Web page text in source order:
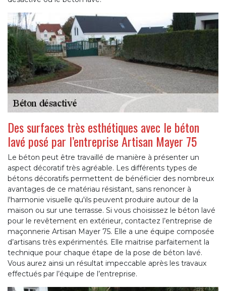
Des surfaces très esthétiques avec le béton
lavé posé par l’entreprise Artisan Mayer 75
Le béton peut être travaillé de manière à présenter un
aspect décoratif très agréable. Les différents types de
bétons décoratifs permettent de bénéficier des nombreux
avantages de ce matériau résistant, sans renoncer à
l'harmonie visuelle qu'ils peuvent produire autour de la
maison ou sur une terrasse. Si vous choisissez le béton lavé
pour le revêtement en extérieur, contactez l’entreprise de
maçonnerie Artisan Mayer 75. Elle a une équipe composée
d’artisans très expérimentés. Elle maitrise parfaitement la
technique pour chaque étape de la pose de béton lavé.
Vous aurez ainsi un résultat impeccable après les travaux
effectués par l’équipe de l’entreprise.